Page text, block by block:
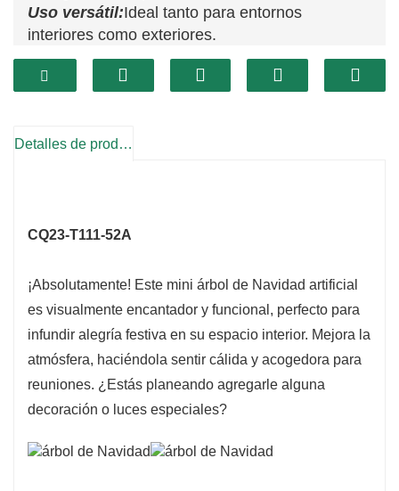
Uso versátil:Ideal tanto para entornos
interiores como exteriores.
Base atractiva:Viene en un recipiente de
plástico negro con peso para mayor estabilidad.
Detalles de producto
CQ23-T111-52A
¡Absolutamente! Este mini árbol de Navidad artificial
es visualmente encantador y funcional, perfecto para
infundir alegría festiva en su espacio interior. Mejora la
atmósfera, haciéndola sentir cálida y acogedora para
reuniones. ¿Estás planeando agregarle alguna
decoración o luces especiales?